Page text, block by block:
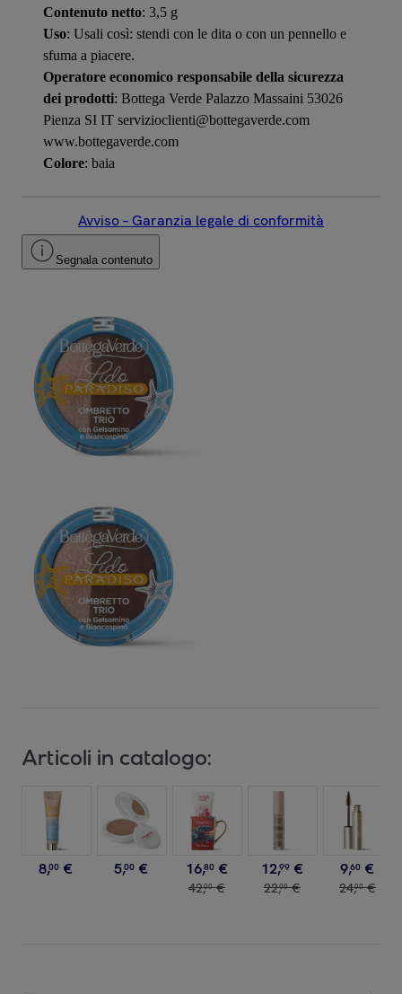
Contenuto netto: 3,5 g
Uso: Usali così: stendi con le dita o con un pennello e
sfuma a piacere.
Operatore economico responsabile della sicurezza
dei prodotti: Bottega Verde Palazzo Massaini 53026
Pienza SI IT servizioclienti@bottegaverde.com
www.bottegaverde.com
Colore: baia
Avviso – Garanzia legale di conformità
Segnala contenuto
Articoli in catalogo:
8,00 € 5,00 € 16,80 €
42,00 €
12,99 €
22,00 €
9,60 €
24,00 €